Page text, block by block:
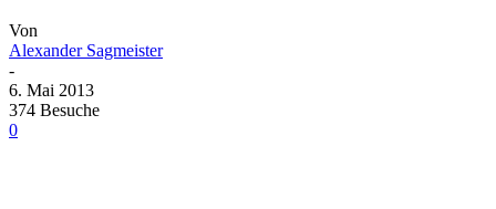
Von
Alexander Sagmeister
-
6. Mai 2013
374 Besuche
0